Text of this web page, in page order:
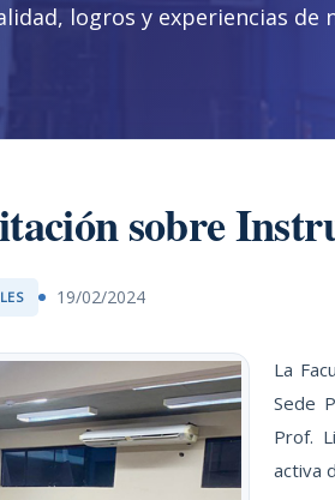
logros y experiencias
sobre
19/02/2024
La
Sede
Prof.
activa